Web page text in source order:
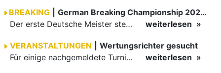
BREAKING
German Breaking Championship 2026 in Hannover
Der erste Deutsche Meister steht fest B-Boy Roman siegt bei den Juniors
weiterlesen
VERANSTALTUNGEN
Wertungsrichter gesucht
Für einige nachgemeldete Turniere im 2 Halbjahr sucht der ZWE noch Wertungsrichter.
weiterlesen